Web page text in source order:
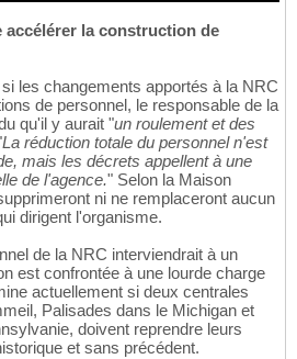
accélérer la construction de
les changements apportés à la NRC
de personnel, le responsable de la
qu'il y aurait "un roulement et des
La réduction totale du personnel n'est
mais les décrets appellent à une
de l'agence." Selon la Maison
ni ne remplaceront aucun
dirigent l'organisme.
de la NRC interviendrait à un
est confrontée à une lourde charge
actuellement si deux centrales
Palisades dans le Michigan et
doivent reprendre leurs
et sans précédent.